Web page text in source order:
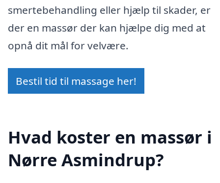
smertebehandling eller hjælp til skader, er
der en massør der kan hjælpe dig med at
opnå dit mål for velvære.
Bestil tid til massage her!
Hvad koster en massør i
Nørre Asmindrup?